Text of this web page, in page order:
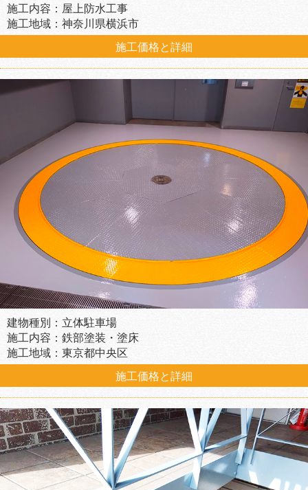
施工内容：屋上防水工事
施工地域：神奈川県横浜市
施工価格と詳細
建物種別：立体駐車場
施工内容：鉄部塗装・塗床
施工地域：東京都中央区
施工価格と詳細